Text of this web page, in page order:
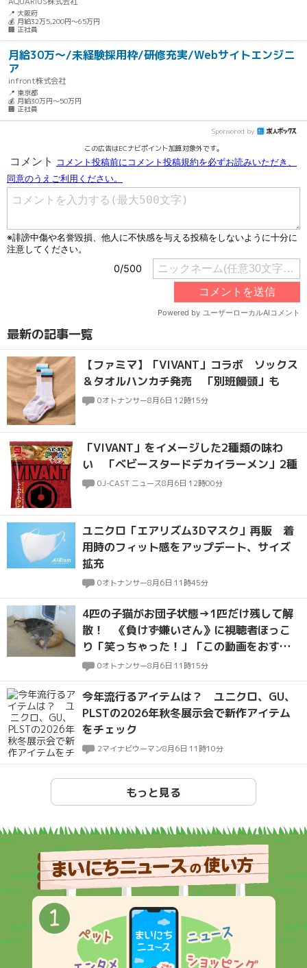
📍 大阪府
💰 月給32万5,200円～65万円
🏢 正社員
月給30万～/未経験採用枠/研修充実/Webサイトエンジニ
ア
infront株式会社
📍 東京都
💰 月給30万円～50万円
🏢 正社員
Sponsored by
この広告はECナビポイント加算対象外です。
最新の記事一覧
【ファミマ】「VIVANT」コラボ ソックス
＆タオルハンカチ発売 「別班饅頭」も
0オトナンサー8月6日 12時15分
「VIVANT」をイメージした2種類の味わ
い 「ベビースタードデカイラーメン」2種
0J-CAST ニュース8月6日 12時00分
ユニクロ「エアリズム3Dマスク」再販 着
用時のフィット感をアップデート、サイズ
拡充
0オトナンサー8月6日 11時45分
4匹の子猫がお団子状態→1匹だけ残して解
散！ 《負けず嫌いさん》に視聴者ほっこ
り「笑っちゃった！」「この動画をおすす
めしてくれてありがとう」
0オトナンサー8月6日 11時15分
今年流行るアイテムは？ ユニクロ、GU、
PLSTの2026年秋冬展示会で新作アイテム
をチェック
2マイナビウーマン8月6日 11時10分
もっと見る